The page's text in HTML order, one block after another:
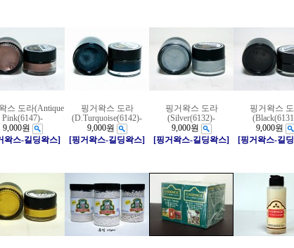
스 도라(Antique
Pink(6147)-
9,000원
왁스-길딩왁스]
핑거왁스 도라
(D.Turquoise(6142)-
9,000원
[핑거왁스-길딩왁스]
핑거왁스 도라
(Silver(6132)-
9,000원
[핑거왁스-길딩왁스]
핑거왁스
9,000원
[핑거왁스-길